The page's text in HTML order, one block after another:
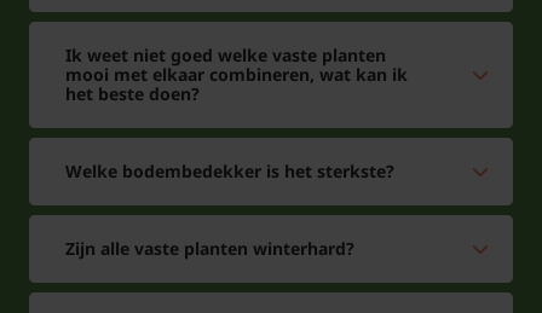
Ik weet niet goed welke vaste planten
mooi met elkaar combineren, wat kan ik
het beste doen?
Welke bodembedekker is het sterkste?
Zijn alle vaste planten winterhard?